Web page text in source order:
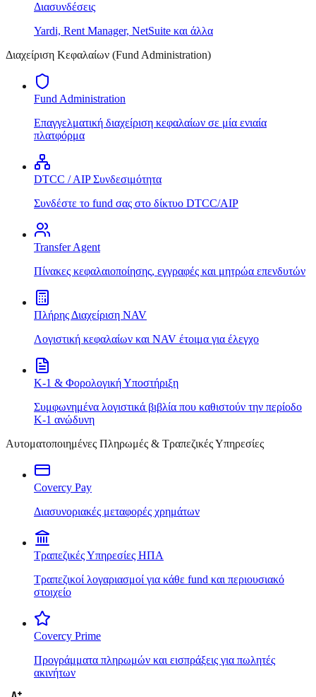
Διασυνδέσεις
Yardi, Rent Manager, NetSuite και άλλα
Διαχείριση Κεφαλαίων (Fund Administration)
Fund Administration
Επαγγελματική διαχείριση κεφαλαίων σε μία ενιαία
πλατφόρμα
DTCC / AIP Συνδεσιμότητα
Συνδέστε το fund σας στο δίκτυο DTCC/AIP
Transfer Agent
Πίνακες κεφαλαιοποίησης, εγγραφές και μητρώα επενδυτών
Πλήρης Διαχείριση NAV
Λογιστική κεφαλαίων και NAV έτοιμα για έλεγχο
K-1 & Φορολογική Υποστήριξη
Συμφωνημένα λογιστικά βιβλία που καθιστούν την περίοδο
K-1 ανώδυνη
Αυτοματοποιημένες Πληρωμές & Τραπεζικές Υπηρεσίες
Covercy Pay
Διασυνοριακές μεταφορές χρημάτων
Τραπεζικές Υπηρεσίες ΗΠΑ
Τραπεζικοί λογαριασμοί για κάθε fund και περιουσιακό
στοιχείο
Covercy Prime
Προγράμματα πληρωμών και εισπράξεις για πωλητές
ακινήτων